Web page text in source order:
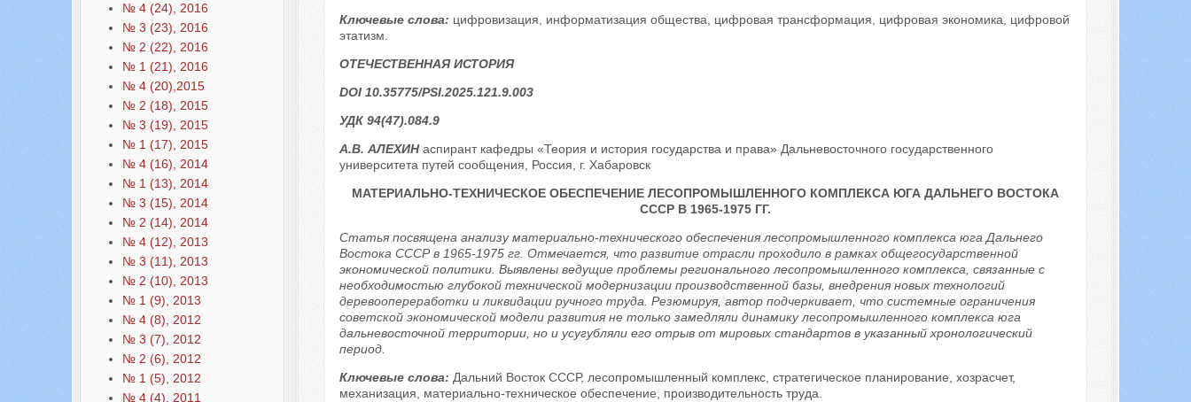
№ 4 (24), 2016
№ 3 (23), 2016
№ 2 (22), 2016
№ 1 (21), 2016
№ 4 (20),2015
№ 2 (18), 2015
№ 3 (19), 2015
№ 1 (17), 2015
№ 4 (16), 2014
№ 1 (13), 2014
№ 3 (15), 2014
№ 2 (14), 2014
№ 4 (12), 2013
№ 3 (11), 2013
№ 2 (10), 2013
№ 1 (9), 2013
№ 4 (8), 2012
№ 3 (7), 2012
№ 2 (6), 2012
№ 1 (5), 2012
№ 4 (4), 2011
Ключевые слова: цифровизация, информатизация общества, цифровая трансформация, цифровая экономика, цифровой
этатизм.
ОТЕЧЕСТВЕННАЯ ИСТОРИЯ
DOI 10.35775/PSI.2025.121.9.003
УДК 94(47).084.9
А.В. АЛЕХИНаспирант кафедры «Теория и история государства и права» Дальневосточного государственного
университета путей сообщения, Россия, г. Хабаровск
МАТЕРИАЛЬНО-ТЕХНИЧЕСКОЕ ОБЕСПЕЧЕНИЕ ЛЕСОПРОМЫШЛЕННОГО КОМПЛЕКСА ЮГА ДАЛЬНЕГО ВОСТОКА
СССР В 1965-1975 ГГ.
Статья посвящена анализу материально-технического обеспечения лесопромышленного комплекса юга Дальнего
Востока СССР в 1965-1975 гг. Отмечается, что развитие отрасли проходило в рамках общегосударственной
экономической политики. Выявлены ведущие проблемы регионального лесопромышленного комплекса, связанные с
необходимостью глубокой технической модернизации производственной базы, внедрения новых технологий
деревоопереработки и ликвидации ручного труда. Резюмируя, автор подчеркивает, что системные ограничения
советской экономической модели развития не только замедляли динамику лесопромышленного комплекса юга
дальневосточной территории, но и усугубляли его отрыв от мировых стандартов в указанный хронологический
период.
Ключевые слова: Дальний Восток СССР, лесопромышленный комплекс, стратегическое планирование, хозрасчет,
механизация, материально-техническое обеспечение, производительность труда.